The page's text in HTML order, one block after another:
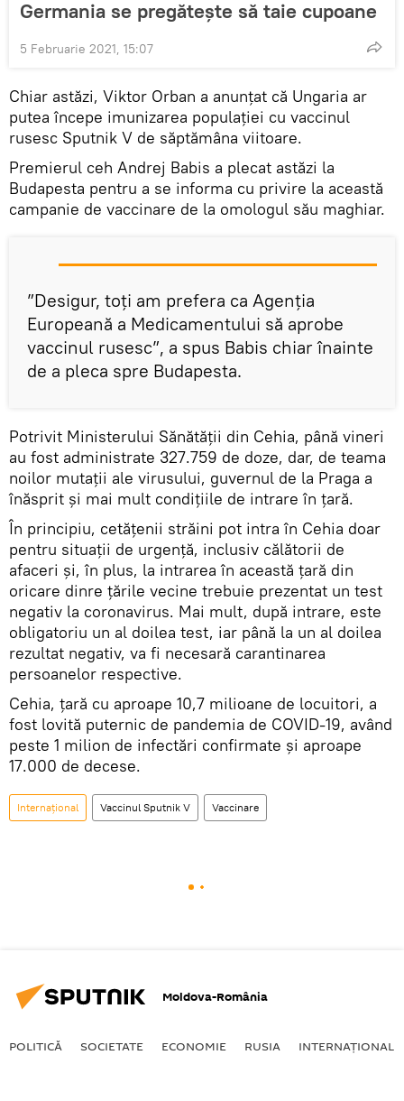
Germania se pregătește să taie cupoane
5 Februarie 2021, 15:07
Chiar astăzi, Viktor Orban a anunțat că Ungaria ar
putea începe imunizarea populaţiei cu vaccinul
rusesc Sputnik V de săptămâna viitoare.
Premierul ceh Andrej Babis a plecat astăzi la
Budapesta pentru a se informa cu privire la această
campanie de vaccinare de la omologul său maghiar.
”Desigur, toţi am prefera ca Agenţia
Europeană a Medicamentului să aprobe
vaccinul rusesc”, a spus Babis chiar înainte
de a pleca spre Budapesta.
Potrivit Ministerului Sănătăţii din Cehia, până vineri
au fost administrate 327.759 de doze, dar, de teama
noilor mutaţii ale virusului, guvernul de la Praga a
înăsprit şi mai mult condiţiile de intrare în ţară.
În principiu, cetăţenii străini pot intra în Cehia doar
pentru situaţii de urgenţă, inclusiv călătorii de
afaceri și, în plus, la intrarea în această țară din
oricare dinre ţările vecine trebuie prezentat un test
negativ la coronavirus. Mai mult, după intrare, este
obligatoriu un al doilea test, iar până la un al doilea
rezultat negativ, va fi necesară carantinarea
persoanelor respective.
Cehia, ţară cu aproape 10,7 milioane de locuitori, a
fost lovită puternic de pandemia de COVID-19, având
peste 1 milion de infectări confirmate şi aproape
17.000 de decese.
Internaţional Vaccinul Sputnik V Vaccinare
Moldova-România
POLITICĂ SOCIETATE ECONOMIE RUSIA INTERNAŢIONAL